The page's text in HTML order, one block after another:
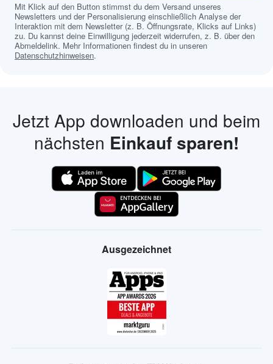
Mit Klick auf den Button stimmst du dem Versand unseres
Newsletters und der Personalisierung einschließlich Analyse der
Interaktion mit dem Newsletter (z. B. Öffnungsrate, Klicks auf Links)
zu. Du kannst deine Einwilligung jederzeit widerrufen, z. B. über den
Abmeldelink. Mehr Informationen findest du in unseren
Datenschutzhinweisen.
Jetzt App downloaden und beim
nächsten Einkauf sparen!
Ausgezeichnet